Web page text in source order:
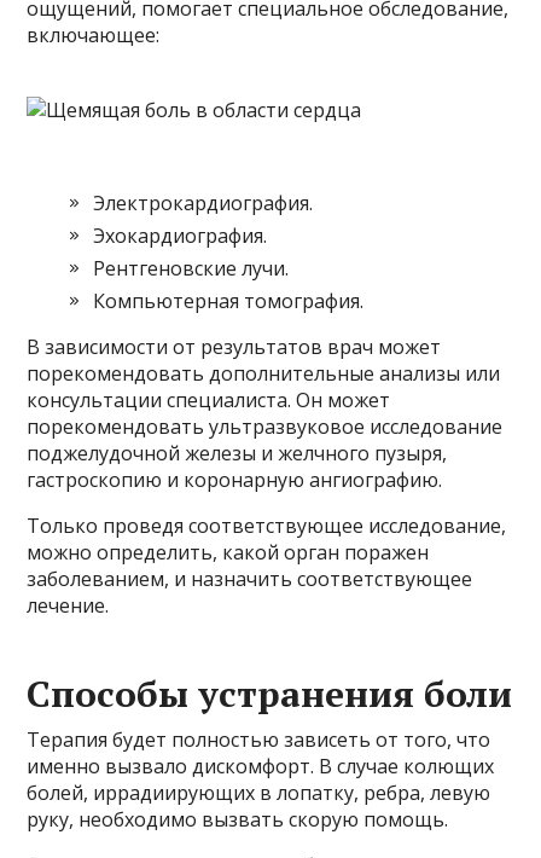
ощущений, помогает специальное обследование,
включающее:
Электрокардиография.
Эхокардиография.
Рентгеновские лучи.
Компьютерная томография.
В зависимости от результатов врач может
порекомендовать дополнительные анализы или
консультации специалиста. Он может
порекомендовать ультразвуковое исследование
поджелудочной железы и желчного пузыря,
гастроскопию и коронарную ангиографию.
Только проведя соответствующее исследование,
можно определить, какой орган поражен
заболеванием, и назначить соответствующее
лечение.
Способы устранения боли
Терапия будет полностью зависеть от того, что
именно вызвало дискомфорт. В случае колющих
болей, иррадиирующих в лопатку, ребра, левую
руку, необходимо вызвать скорую помощь.